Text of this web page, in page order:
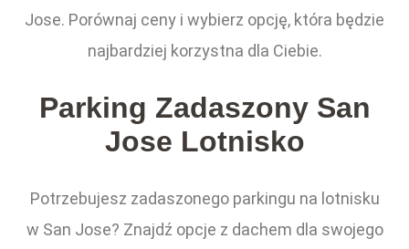
Jose. Porównaj ceny i wybierz opcję, która będzie
najbardziej korzystna dla Ciebie.
Parking Zadaszony San
Jose Lotnisko
Potrzebujesz zadaszonego parkingu na lotnisku
w San Jose? Znajdź opcje z dachem dla swojego